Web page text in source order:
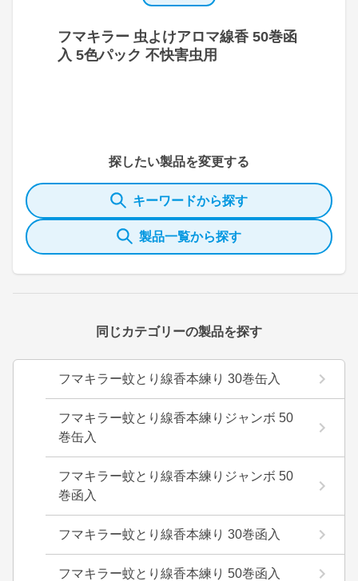
フマキラー 虫よけアロマ線香 50巻函
入 5色パック 不快害虫用
探したい製品を変更する
キーワードから探す
製品一覧から探す
同じカテゴリーの製品を探す
フマキラー蚊とり線香本練り 30巻缶入
フマキラー蚊とり線香本練りジャンボ 50
巻缶入
フマキラー蚊とり線香本練りジャンボ 50
巻函入
フマキラー蚊とり線香本練り 30巻函入
フマキラー蚊とり線香本練り 50巻函入